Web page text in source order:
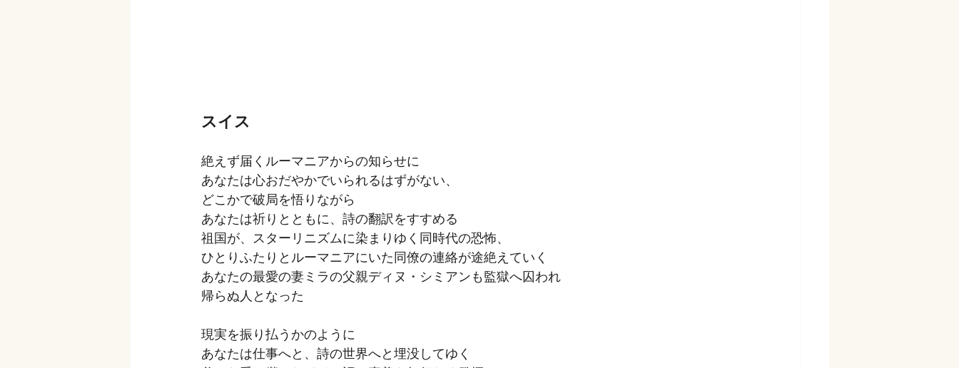
スイス
絶えず届くルーマニアからの知らせに
あなたは心おだやかでいられるはずがない、
どこかで破局を悟りながら
あなたは祈りとともに、詩の翻訳をすすめる
祖国が、スターリニズムに染まりゆく同時代の恐怖、
ひとりふたりとルーマニアにいた同僚の連絡が途絶えていく
あなたの最愛の妻ミラの父親ディヌ・シミアンも監獄へ囚われ
帰らぬ人となった
現実を振り払うかのように
あなたは仕事へと、詩の世界へと埋没してゆく